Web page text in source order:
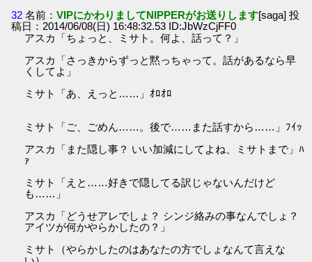
32 名前：VIPにかわりましてNIPPERがお送りします[saga] 投
稿日：2014/06/08(日) 16:48:32.53 ID:JbWzCjFF0
アスカ「ちょっと、ミサト。何よ、話って？」
アスカ「さっきからずっと黙っちゃって。話があるなら早
くしてよ」
ミサト「あ、えっと……」ｵﾛｵﾛ
ミサト「ご、ごめん……。後で……また話すから……」ﾌｲｯ
アスカ「また隠し事？ いい加減にしてよね、ミサトまで」ﾊ
ｧ
ミサト「えと……好きで隠してる訳じゃないんだけど
も……」
アスカ「どうせアレでしょ？ シンジ絡みの事なんでしょ？
アイツが何かやらかしたの？」
ミサト（やらかしたのはあなたの方でしょなんて言えな